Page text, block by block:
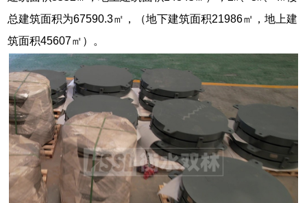
总建筑面积为67590.3㎡，（地下建筑面积21986㎡，地上建
筑面积45607㎡）。